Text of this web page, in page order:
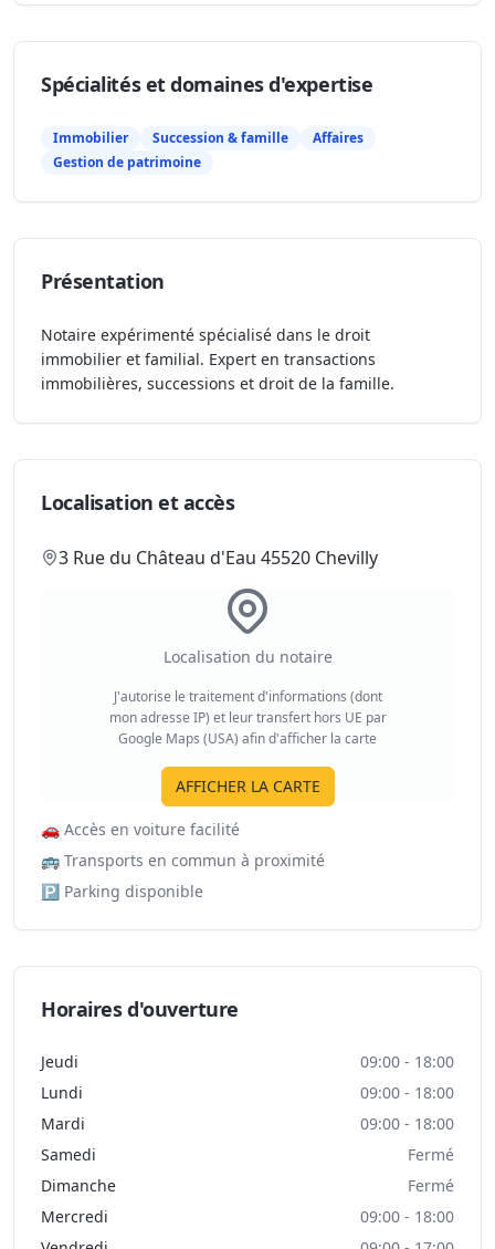
Spécialités et domaines d'expertise
Immobilier Succession & famille
Affaires
Gestion de patrimoine
Présentation
Notaire expérimenté spécialisé dans le droit
immobilier et familial. Expert en transactions
immobilières, successions et droit de la famille.
Localisation et accès
3 Rue du Château d'Eau 45520 Chevilly
Localisation du notaire
J'autorise le traitement d'informations (dont
mon adresse IP) et leur transfert hors UE par
Google Maps (USA) afin d'afficher la carte
AFFICHER LA CARTE
🚗 Accès en voiture facilité
🚌 Transports en commun à proximité
🅿️ Parking disponible
Horaires d'ouverture
Jeudi
09:00 - 18:00
Lundi
09:00 - 18:00
Mardi
09:00 - 18:00
Samedi
Fermé
Dimanche
Fermé
Mercredi
09:00 - 18:00